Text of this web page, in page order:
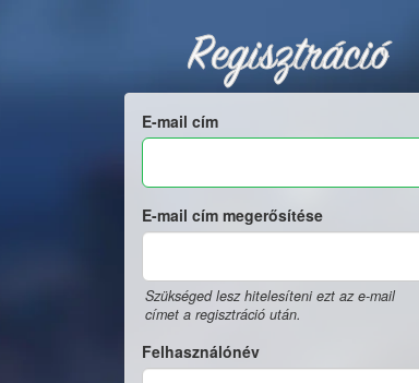
Regisztráció
E-mail cím
E-mail cím megerősítése
Szükséged lesz hitelesíteni ezt az e-mail
címet a regisztráció után.
Felhasználónév